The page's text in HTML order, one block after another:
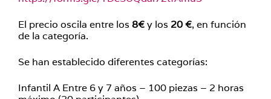
El precio oscila entre los 8€y los 20 €, en función
de la categoría.
Se han establecido diferentes categorías:
Infantil A Entre 6 y 7 años – 100 piezas – 2 horas